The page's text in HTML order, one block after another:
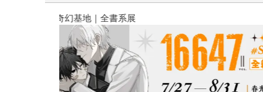
春光ｘ奇幻基地｜全書系展